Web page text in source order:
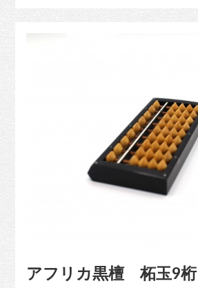
アフリカ黒檀 柘玉9桁